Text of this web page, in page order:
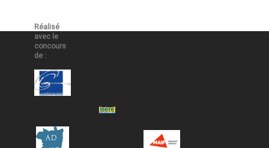
Réalisé
avec le
concours
de :